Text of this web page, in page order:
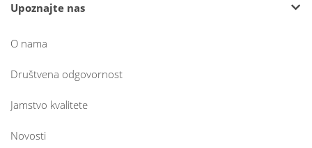
Upoznajte nas
O nama
Društvena odgovornost
Jamstvo kvalitete
Novosti